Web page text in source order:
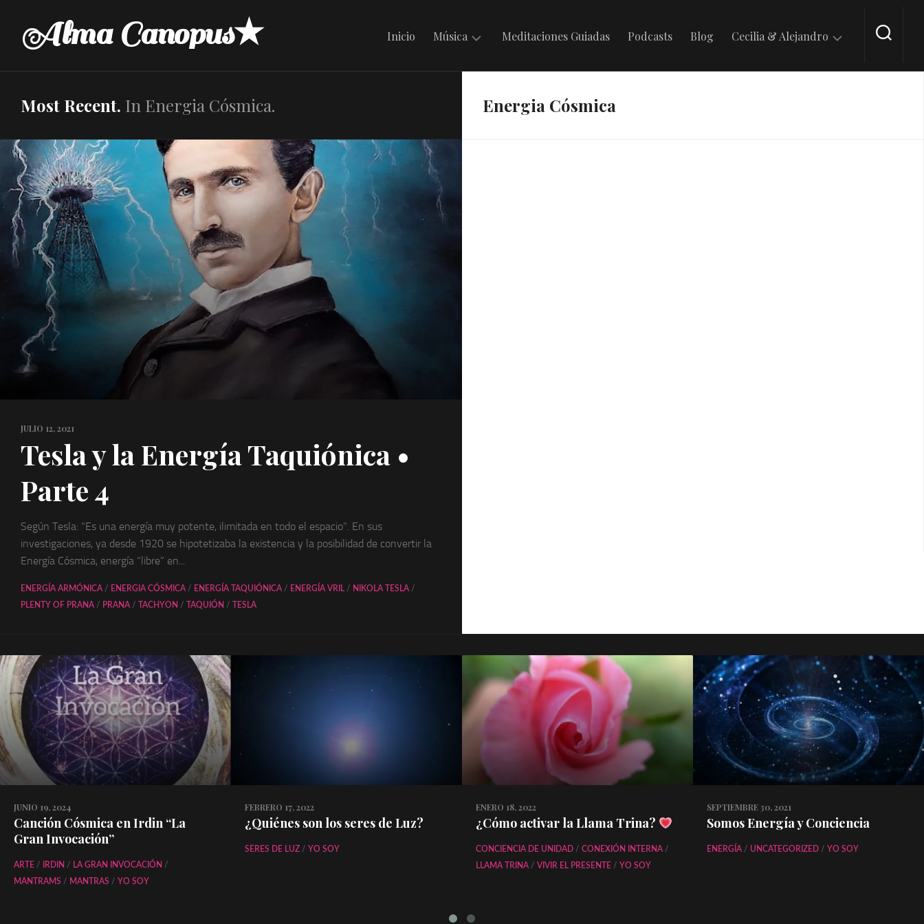
contentAlma Canopus★ Inicio Música
Música
Música
Folklórica
Argentina
Meditaciones Guiadas Podcasts Blog Cecilia & Alejandro
Most Recent. In Energia Cósmica.
JULIO 12, 2021
Tesla y la Energía Taquiónica •
Parte 4
Según Tesla: “Es una energía muy potente, ilimitada en todo el espacio”. En sus
investigaciones, ya desde 1920 se hipotetizaba la existencia y la posibilidad de convertir la
Energía Cósmica, energía “libre” en...
ENERGÍA ARMÓNICA / ENERGIA CÓSMICA / ENERGÍA TAQUIÓNICA / ENERGÍA VRIL / NIKOLA TESLA /
PLENTY OF PRANA / PRANA / TACHYON / TAQUIÓN / TESLA
Energia Cósmica
JUNIO 19, 2024
Canción Cósmica en Irdin “La
Gran Invocación”
ARTE / IRDIN / LA GRAN INVOCACIÓN /
MANTRAMS / MANTRAS / YO SOY
FEBRERO 17, 2022
¿Quiénes son los seres de Luz?
SERES DE LUZ / YO SOY
ENERO 18, 2022
¿Cómo activar la Llama Trina?
CONCIENCIA DE UNIDAD / CONEXIÓN INTERNA /
LLAMA TRINA / VIVIR EL PRESENTE / YO SOY
SEPTIEMBRE 30, 2021
Somos Energía y Conciencia
ENERGÍA / UNCATEGORIZED / YO SOY